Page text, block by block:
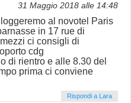
31 Maggio 2018 alle 14:48
al novotel Paris
in 17 rue di
ci consigli di
cdg
di rientro e alle 8.30 del
prima ci conviene
Rispondi a Lara